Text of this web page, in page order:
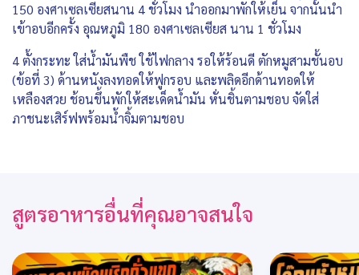
150 องศาเซลเซียสนาน 4 ชั่วโมง นำออกมาพักให้เย็น จากนั้นนำ
เข้าอบอีกครั้ง อุณหภูมิ 180 องศาเซลเซียส นาน 1 ชั่วโมง
4 ตั้งกระทะ ใส่น้ำมันพืช ใช้ไฟกลาง รอให้ร้อนดี ตักหมูสามชั้นอบ
(ข้อที่ 3) ด้านหนังลงทอดให้ฟูกรอบ และพลิดอีกด้านทอดให้
เหลืองสวย ช้อนขึ้นพักให้สะเด็ดน้ำมัน หั่นชิ้นตามชอบ จัดใส่
ภาชนะเสิร์ฟพร้อมน้ำจิ้มตามชอบ
สูตรอาหารอื่นที่คุณอาจสนใจ